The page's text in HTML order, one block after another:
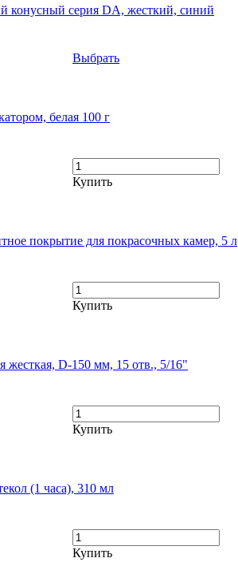
конусный серия DA, жесткий, синий
Выбрать
белая 100 г
Купить
покрытие для покрасочных камер, 5 л
Купить
жесткая, D-150 мм, 15 отв., 5/16"
Купить
(1 часа), 310 мл
Купить